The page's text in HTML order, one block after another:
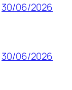
30/06/2026
30/06/2026